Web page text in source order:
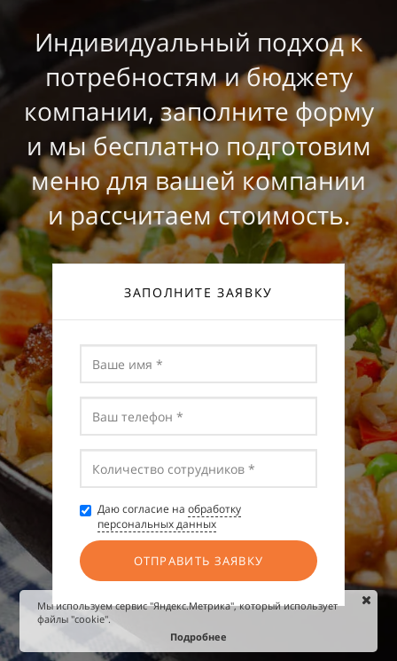
Индивидуальный подход к
потребностям и бюджету
компании, заполните форму
и мы бесплатно подготовим
меню для вашей компании
и рассчитаем стоимость.
ЗАПОЛНИТЕ ЗАЯВКУ
Даю согласие на обработку
персональных данных
ОТПРАВИТЬ ЗАЯВКУ
Мы используем сервис "Яндекс.Метрика", который использует
файлы "cookie".
Подробнее